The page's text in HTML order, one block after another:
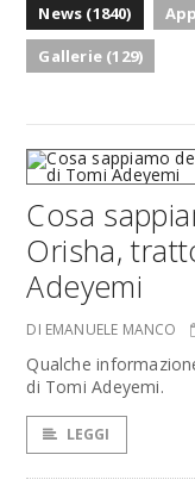
DESTIN DANIEL CRETTON
News (1840)
Gallerie (129)
Cosa
Orisha,
Adeyemi
DI EMANUELE MANCO
Qualche
di Tomi Adeyemi.
LEGGI